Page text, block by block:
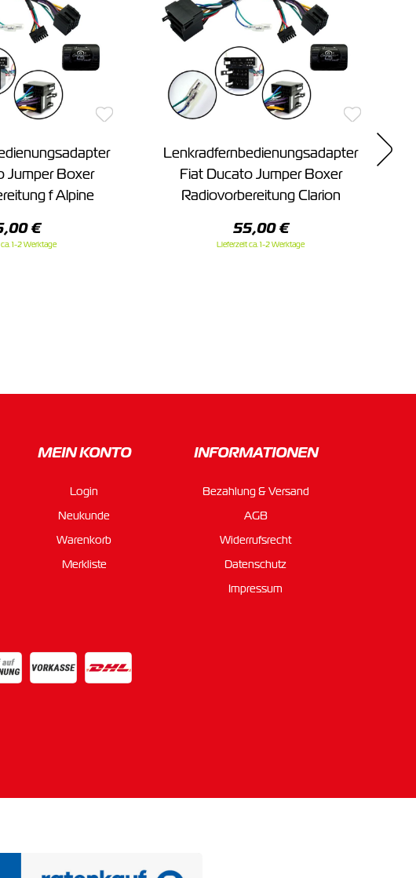
Jumper Boxer
f Alpine
€
1-2 Werktage
Lenkradfernbedienungsadapter
Fiat Ducato Jumper Boxer
Radiovorbereitung Clarion
55,00 €
Lieferzeit ca. 1-2 Werktage
MEIN KONTO
Login
Neukunde
Warenkorb
Merkliste
INFORMATIONEN
Bezahlung & Versand
AGB
Widerrufsrecht
Datenschutz
Impressum